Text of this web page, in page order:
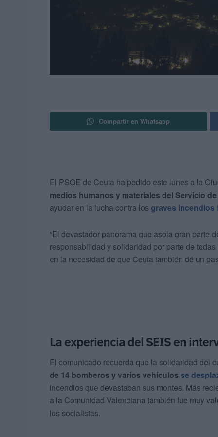
Compartir en Whatsapp
El PSOE de Ceuta ha pedido este lunes a la
medios humanos y materiales del Servicio
ayudar en la lucha contra los graves incendios
“El devastador panorama que asola gran parte
responsabilidad y solidaridad por parte de
en la necesidad de que Ceuta también dé un
La experiencia del SEIS en
El comunicado recuerda que la solidaridad del
de 14 bomberos y varios vehículos se
incendios que devastaban sus montes. Más
a la Comunidad Valenciana también fue muy
los socialistas.